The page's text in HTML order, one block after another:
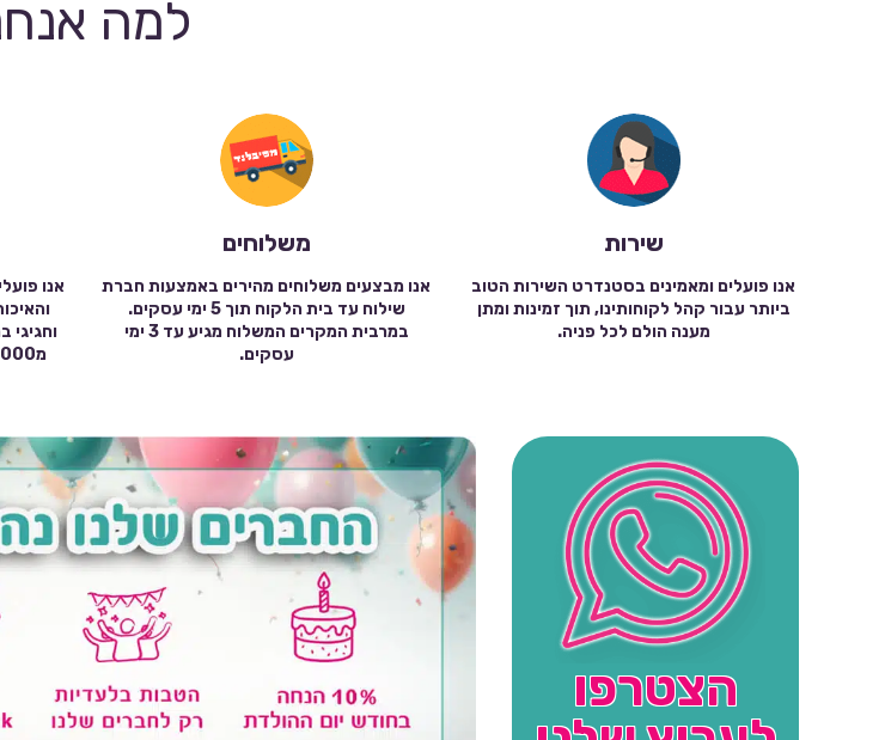
למה
שירות
אנו פועלים ומאמינים בסטנדרט השירות הטוב
ביותר עבור קהל לקוחותינו, תוך זמינות ומתן
מענה הולם לכל פניה.
משלוחים
אנו מבצעים משלוחים מהירים באמצעות חברת
שילוח עד בית הלקוח תוך 5 ימי עסקים.
במרבית המקרים המשלוח מגיע עד 3 ימי
עסקים.
אנו
הצטרפו